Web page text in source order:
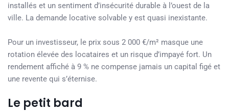
installés et un sentiment d’insécurité durable à l’ouest de la
ville. La demande locative solvable y est quasi inexistante.
Pour un investisseur, le prix sous 2 000 €/m² masque une
rotation élevée des locataires et un risque d’impayé fort. Un
rendement affiché à 9 % ne compense jamais un capital figé et
une revente qui s’éternise.
Le petit bard